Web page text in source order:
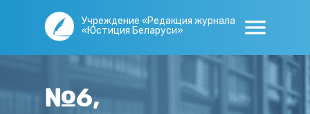
Учреждение «Редакция журнала
«Юстиция Беларуси»
№6,